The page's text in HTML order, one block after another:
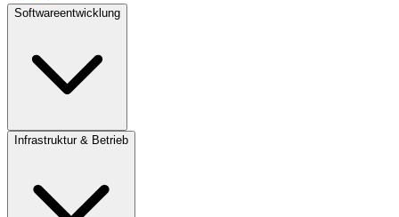
Softwareentwicklung
Infrastruktur & Betrieb